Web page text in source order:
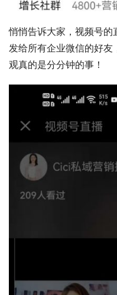
悄悄告诉大家，视频号
发给所有企业微信的好
观真的是分分钟的事！